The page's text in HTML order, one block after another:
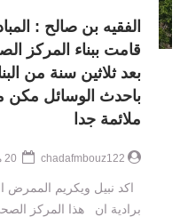
الفقيه بن صالح :
قامت ببناء المركز
بعد ثلاثين سنة من
باحدث الوسائل
ملائمة جدا
chadafmbouz122
اكد نبيل ويكريم الممرض